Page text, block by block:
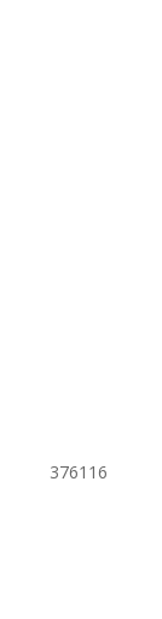
376116